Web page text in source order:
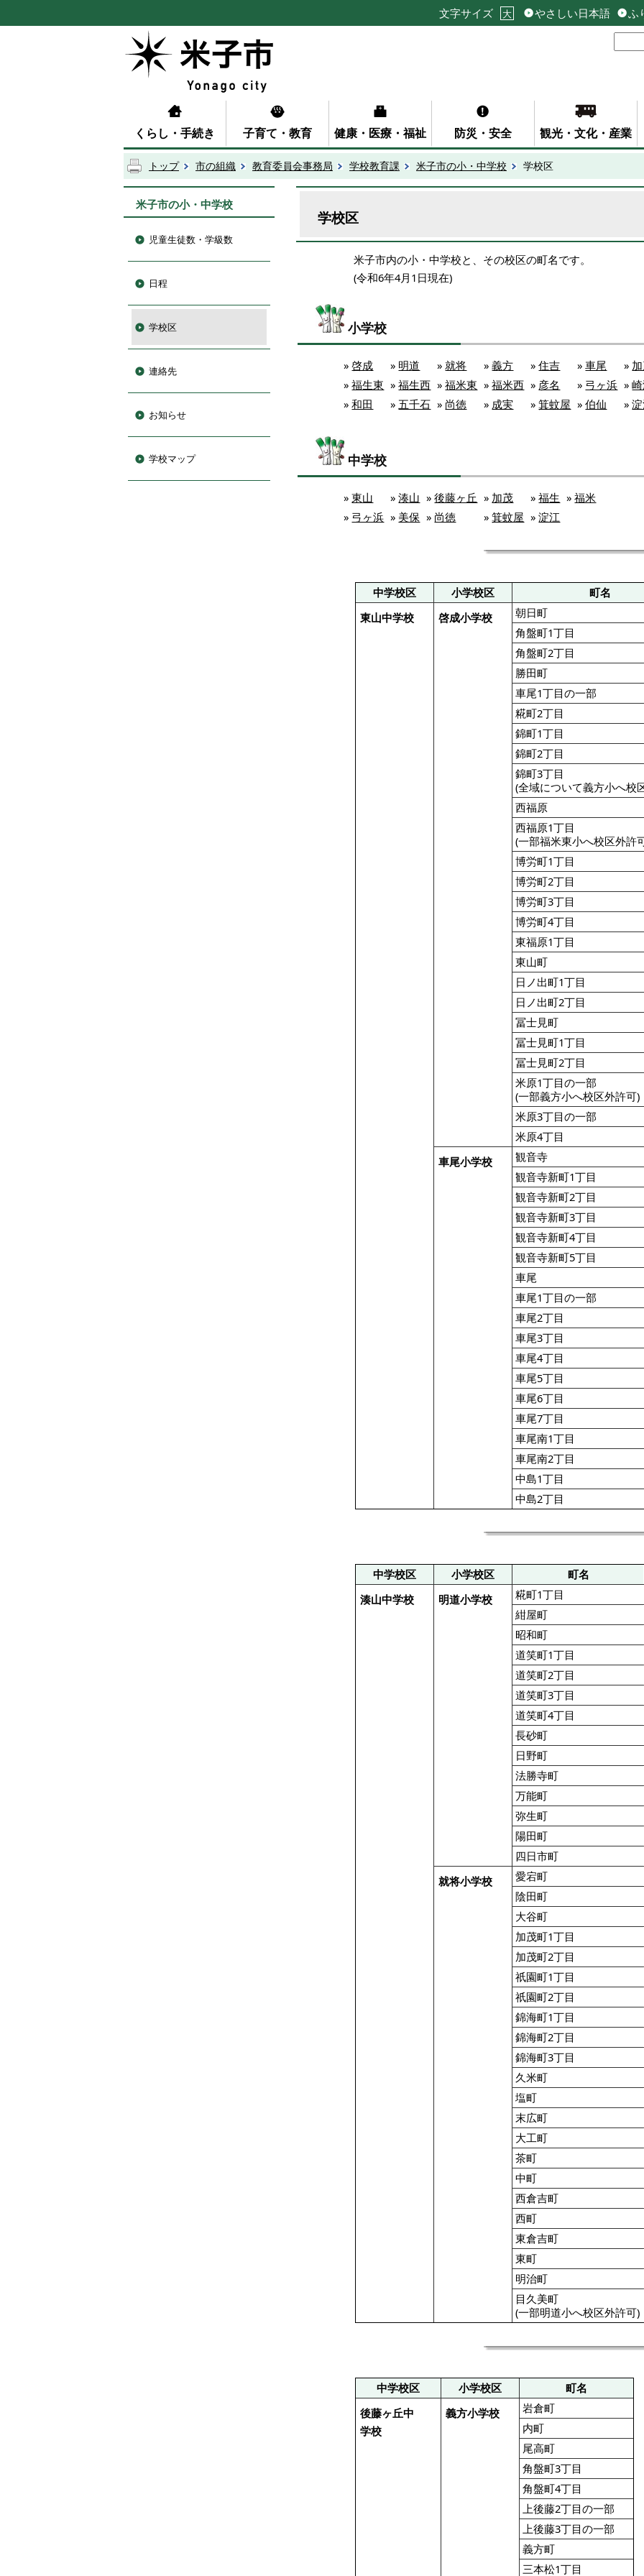
文字サイズ 大 やさしい日本語 ふ
くらし・手続き 子育て・教育 健康・医療・福祉 防災・安全 観光・文化・産業
トップ 市の組織 教育委員会事務局 学校教育課 米子市の小・中学校 学校区
米子市の小・中学校
児童生徒数・学級数
日程
学校区
連絡先
お知らせ
学校マップ
学校区
米子市内の小・中学校と、その校区の町名です。
(令和6年4月1日現在)
小学校
»啓成 » 明道 »就将 »義方 »住吉 »車尾 »
»福生東 »福生西 »福米東 »福米西 » 彦名 » 弓ヶ浜 »
»和田 » 五千石 » 尚徳 » 成実 »箕蚊屋 »伯仙 »
中学校
»東山 »湊山 »後藤ヶ丘 » 加茂 »福生 »福米
» 弓ヶ浜 » 美保 » 尚徳 »箕蚊屋 »淀江
中学校区 小学校区
町名
東山中学校
啓成小学校
朝日町
角盤町1丁目
角盤町2丁目
勝田町
車尾1丁目の一部
糀町2丁目
錦町1丁目
錦町2丁目
錦町3丁目
(全域について義方小へ校
西福原
西福原1丁目
(一部福米東小へ校区外許
博労町1丁目
博労町2丁目
博労町3丁目
博労町4丁目
東福原1丁目
東山町
日ノ出町1丁目
日ノ出町2丁目
冨士見町
冨士見町1丁目
冨士見町2丁目
米原1丁目の一部
(一部義方小へ校区外許可)
米原3丁目の一部
米原4丁目
車尾小学校
観音寺
観音寺新町1丁目
観音寺新町2丁目
観音寺新町3丁目
観音寺新町4丁目
観音寺新町5丁目
車尾
車尾1丁目の一部
車尾2丁目
車尾3丁目
車尾4丁目
車尾5丁目
車尾6丁目
車尾7丁目
車尾南1丁目
車尾南2丁目
中島1丁目
中島2丁目
中学校区 小学校区
町名
湊山中学校
明道小学校
糀町1丁目
紺屋町
昭和町
道笑町1丁目
道笑町2丁目
道笑町3丁目
道笑町4丁目
長砂町
日野町
法勝寺町
万能町
弥生町
陽田町
四日市町
就将小学校
愛宕町
陰田町
大谷町
加茂町1丁目
加茂町2丁目
祇園町1丁目
祇園町2丁目
錦海町1丁目
錦海町2丁目
錦海町3丁目
久米町
塩町
末広町
大工町
茶町
中町
西倉吉町
西町
東倉吉町
東町
明治町
目久美町
(一部明道小へ校区外許可)
中学校区 小学校区
町名
後藤ヶ丘中
学校
義方小学校
岩倉町
内町
尾高町
角盤町3丁目
角盤町4丁目
上後藤2丁目の一部
上後藤3丁目の一部
義方町
三本松1丁目